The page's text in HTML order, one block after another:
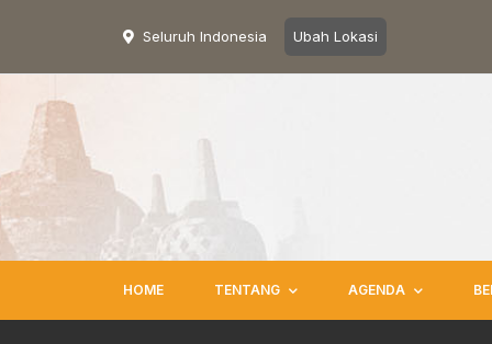
Seluruh Indonesia Ubah Lokasi
HOME TENTANG AGENDA